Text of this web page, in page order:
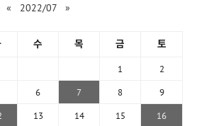
« 2022/07 »
수 목 금 토
1 2
6 7 8 9
13 14 15 16